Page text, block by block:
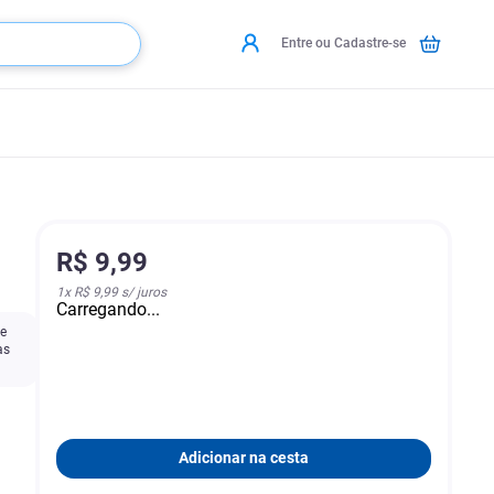
Entre ou Cadastre-se
R$ 9,99
1x R$ 9,99s/ juros
Carregando...
Adicionar na cesta